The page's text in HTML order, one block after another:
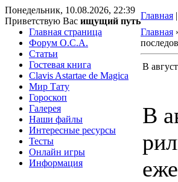
Понедельник, 10.08.2026, 22:39
Приветствую Вас ищущий путь
Главная |
Главная страница
Форум O.C.A.
Статьи
Гостевая книга
Clavis Astartae de Magica
Мир Тату
Гороскоп
Галерея
Наши файлы
Интересные ресурсы
Тесты
Онлайн игры
Информация
Главная
В
В